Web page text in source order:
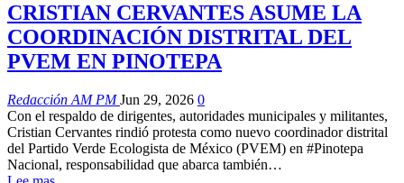
CRISTIAN CERVANTES ASUME LA
COORDINACIÓN DISTRITAL DEL
PVEM EN PINOTEPA
Redacción AM PMJun 29, 2026 0
Con el respaldo de dirigentes, autoridades municipales y militantes,
Cristian Cervantes rindió protesta como nuevo coordinador distrital
del Partido Verde Ecologista de México (PVEM) en #Pinotepa
Nacional, responsabilidad que abarca también…